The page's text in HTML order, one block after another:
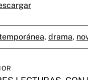
, drama,